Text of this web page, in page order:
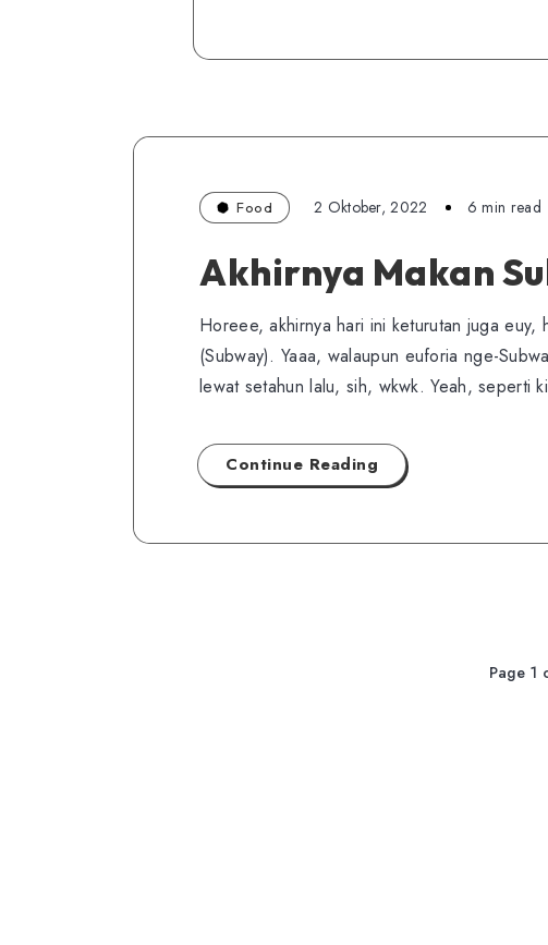
Food 2 Oktober, 2022 6 min read
Akhirnya Makan
Horeee, akhirnya hari ini keturutan juga euy,
(Subway). Yaaa, walaupun euforia nge-
lewat setahun lalu, sih, wkwk. Yeah, seperti
Continue Reading
Page 1